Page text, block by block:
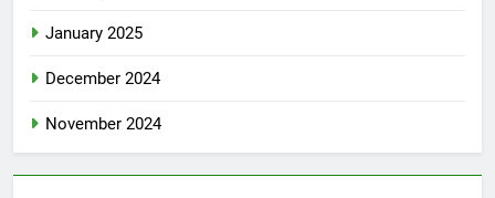
January 2025
December 2024
November 2024